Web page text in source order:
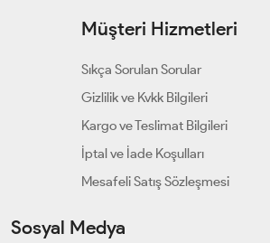
Müşteri Hizmetleri
Sıkça Sorulan Sorular
Gizlilik ve Kvkk Bilgileri
Kargo ve Teslimat Bilgileri
İptal ve İade Koşulları
Mesafeli Satış Sözleşmesi
Sosyal Medya